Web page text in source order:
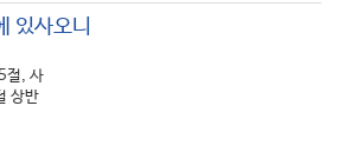
여, 별로 감사드릴 상황이 아닌 것처럼
감사드리는 성도가 누리는 은혜가
보고자 합니다.
하나님께 먼저 감사부터 드리면
있사오니
절, 사
상반